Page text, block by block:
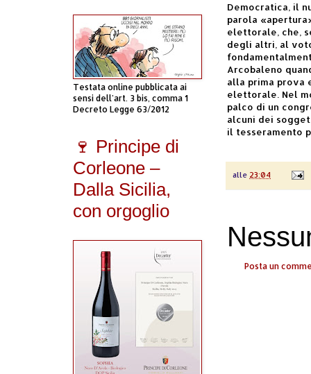
Democratica , il
parola
elettorale, che,
degli altri, al
Arcobaleno
alla prima prova
elettorale. Nel
palco di un
alcuni dei
il tesseramento
alle 23:04
Posta un
Testata online pubblicata ai
sensi dell'art. 3 bis, comma 1
Decreto Legge 63/2012
🍷 Principe di
Corleone –
Dalla Sicilia,
con orgoglio